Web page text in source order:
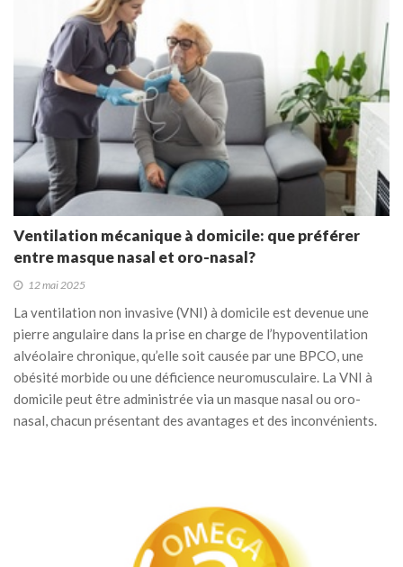
Ventilation mécanique à domicile: que préférer
entre masque nasal et oro-nasal?
12 mai 2025
La ventilation non invasive (VNI) à domicile est devenue une
pierre angulaire dans la prise en charge de l’hypoventilation
alvéolaire chronique, qu’elle soit causée par une BPCO, une
obésité morbide ou une déficience neuromusculaire. La VNI à
domicile peut être administrée via un masque nasal ou oro-
nasal, chacun présentant des avantages et des inconvénients.